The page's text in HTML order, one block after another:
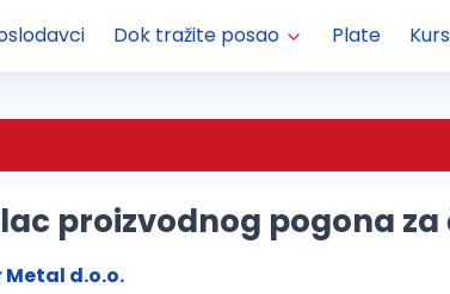
Dok tražite posao Plate
proizvodnog pogona
d.o.o.